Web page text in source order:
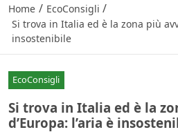
Home / EcoConsigli /
Si trova in Italia ed è la zona più
insostenibile
EcoConsigli
Si trova in Italia ed è la
d’Europa: l’aria è